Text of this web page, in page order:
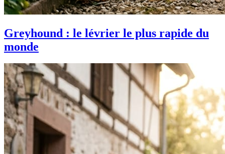
Greyhound : le lévrier le plus rapide du
monde